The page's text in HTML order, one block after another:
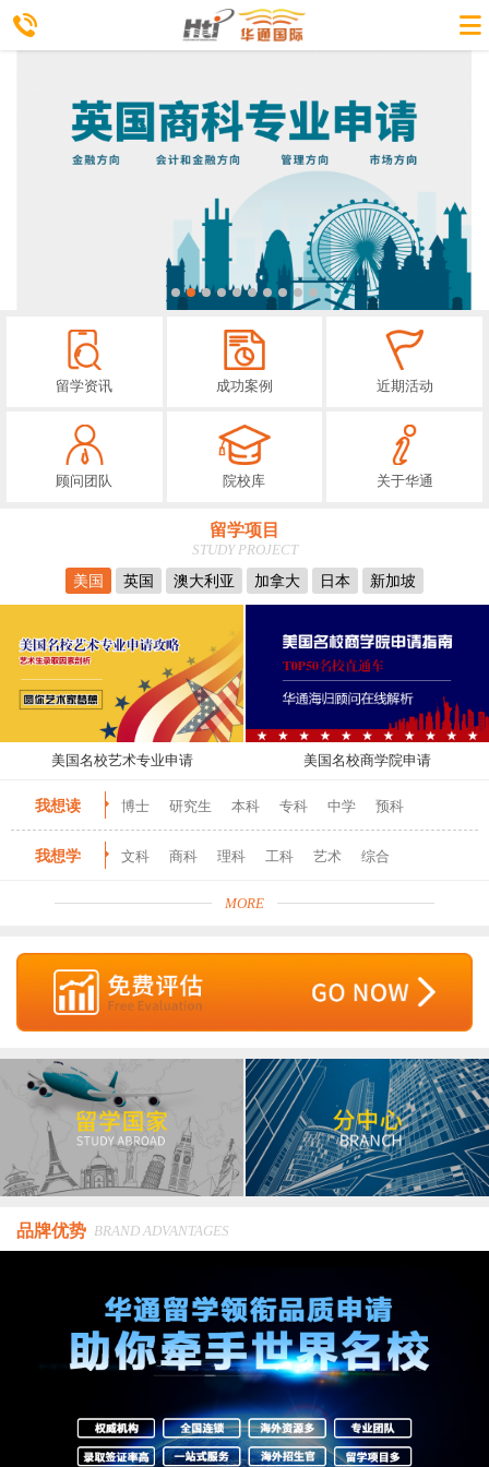
留学资讯 成功案例 近期活动
顾问团队 院校库 关于华通
留学项目
STUDY PROJECT
美国
英国 澳大利亚 加拿大 日本 新加坡
美国名校艺术专业申请 美国名校商学院申请
我想读 博士 研究生 本科 专科 中学 预科
我想学 文科 商科 理科 工科 艺术 综合
MORE
品牌优势 BRAND ADVANTAGES